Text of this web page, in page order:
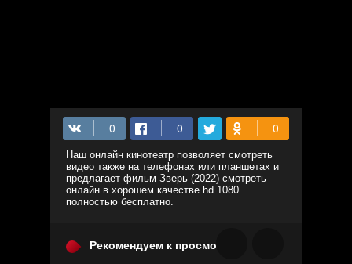
Наш онлайн кинотеатр позволяет смотреть
видео также на телефонах или планшетах и
предлагает фильм Зверь (2022) смотреть
онлайн в хорошем качестве hd 1080
полностью бесплатно.
Рекомендуем к просмотру: